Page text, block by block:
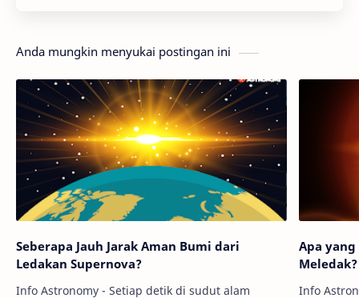
Anda mungkin menyukai postingan ini
Seberapa Jauh Jarak Aman Bumi dari
Ledakan Supernova?
Info Astronomy - Setiap detik di sudut alam
Apa
Meledak?
Info